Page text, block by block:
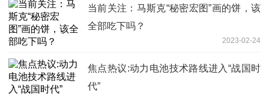
当前关注：马斯克“秘密宏图”画的饼，该
全部吃下吗？
2023-02-24
焦点热议:动力电池技术路线进入“战国时
代”